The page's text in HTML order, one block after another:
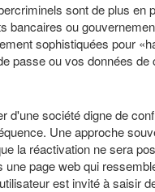
sont de plus en
bancaires ou
sophistiquées pour
passe ou vos données
société digne de
Une approche
la réactivation ne sera
page web qui
est invité à saisir